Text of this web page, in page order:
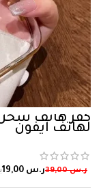
كفر هاتف
لهاتف آيفون
ر.س39,00 ر.س